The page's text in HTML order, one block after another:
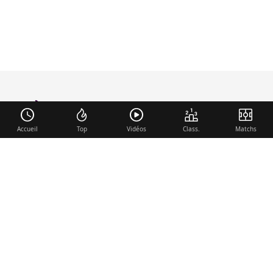
foot-anglais.com
Accueil Top Vidéos Class. Matchs